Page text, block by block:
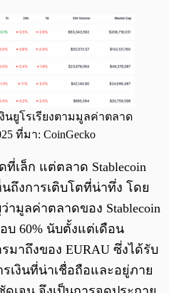
งินยูโรเรียงตามมูลค่าตลาด
ที่มา: CoinGecko
เล็ก แต่ตลาด Stablecoin
ถึงการเติบโตที่น่าทึ่ง โดย
ามูลค่าตลาดของ Stablecoin
บ 60% นับตั้งแต่เดือน
มาถึงของ EURAU ซึ่งได้รับ
เงินที่น่าเชื่อถือและอยู่ภาย